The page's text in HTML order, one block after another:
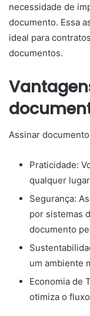
necessidade de
documento. Essa
ideal para
documentos.
Assinar
Praticidade:
qualquer
Segurança:
por sistemas
documento
um ambiente
Economia de
otimiza o